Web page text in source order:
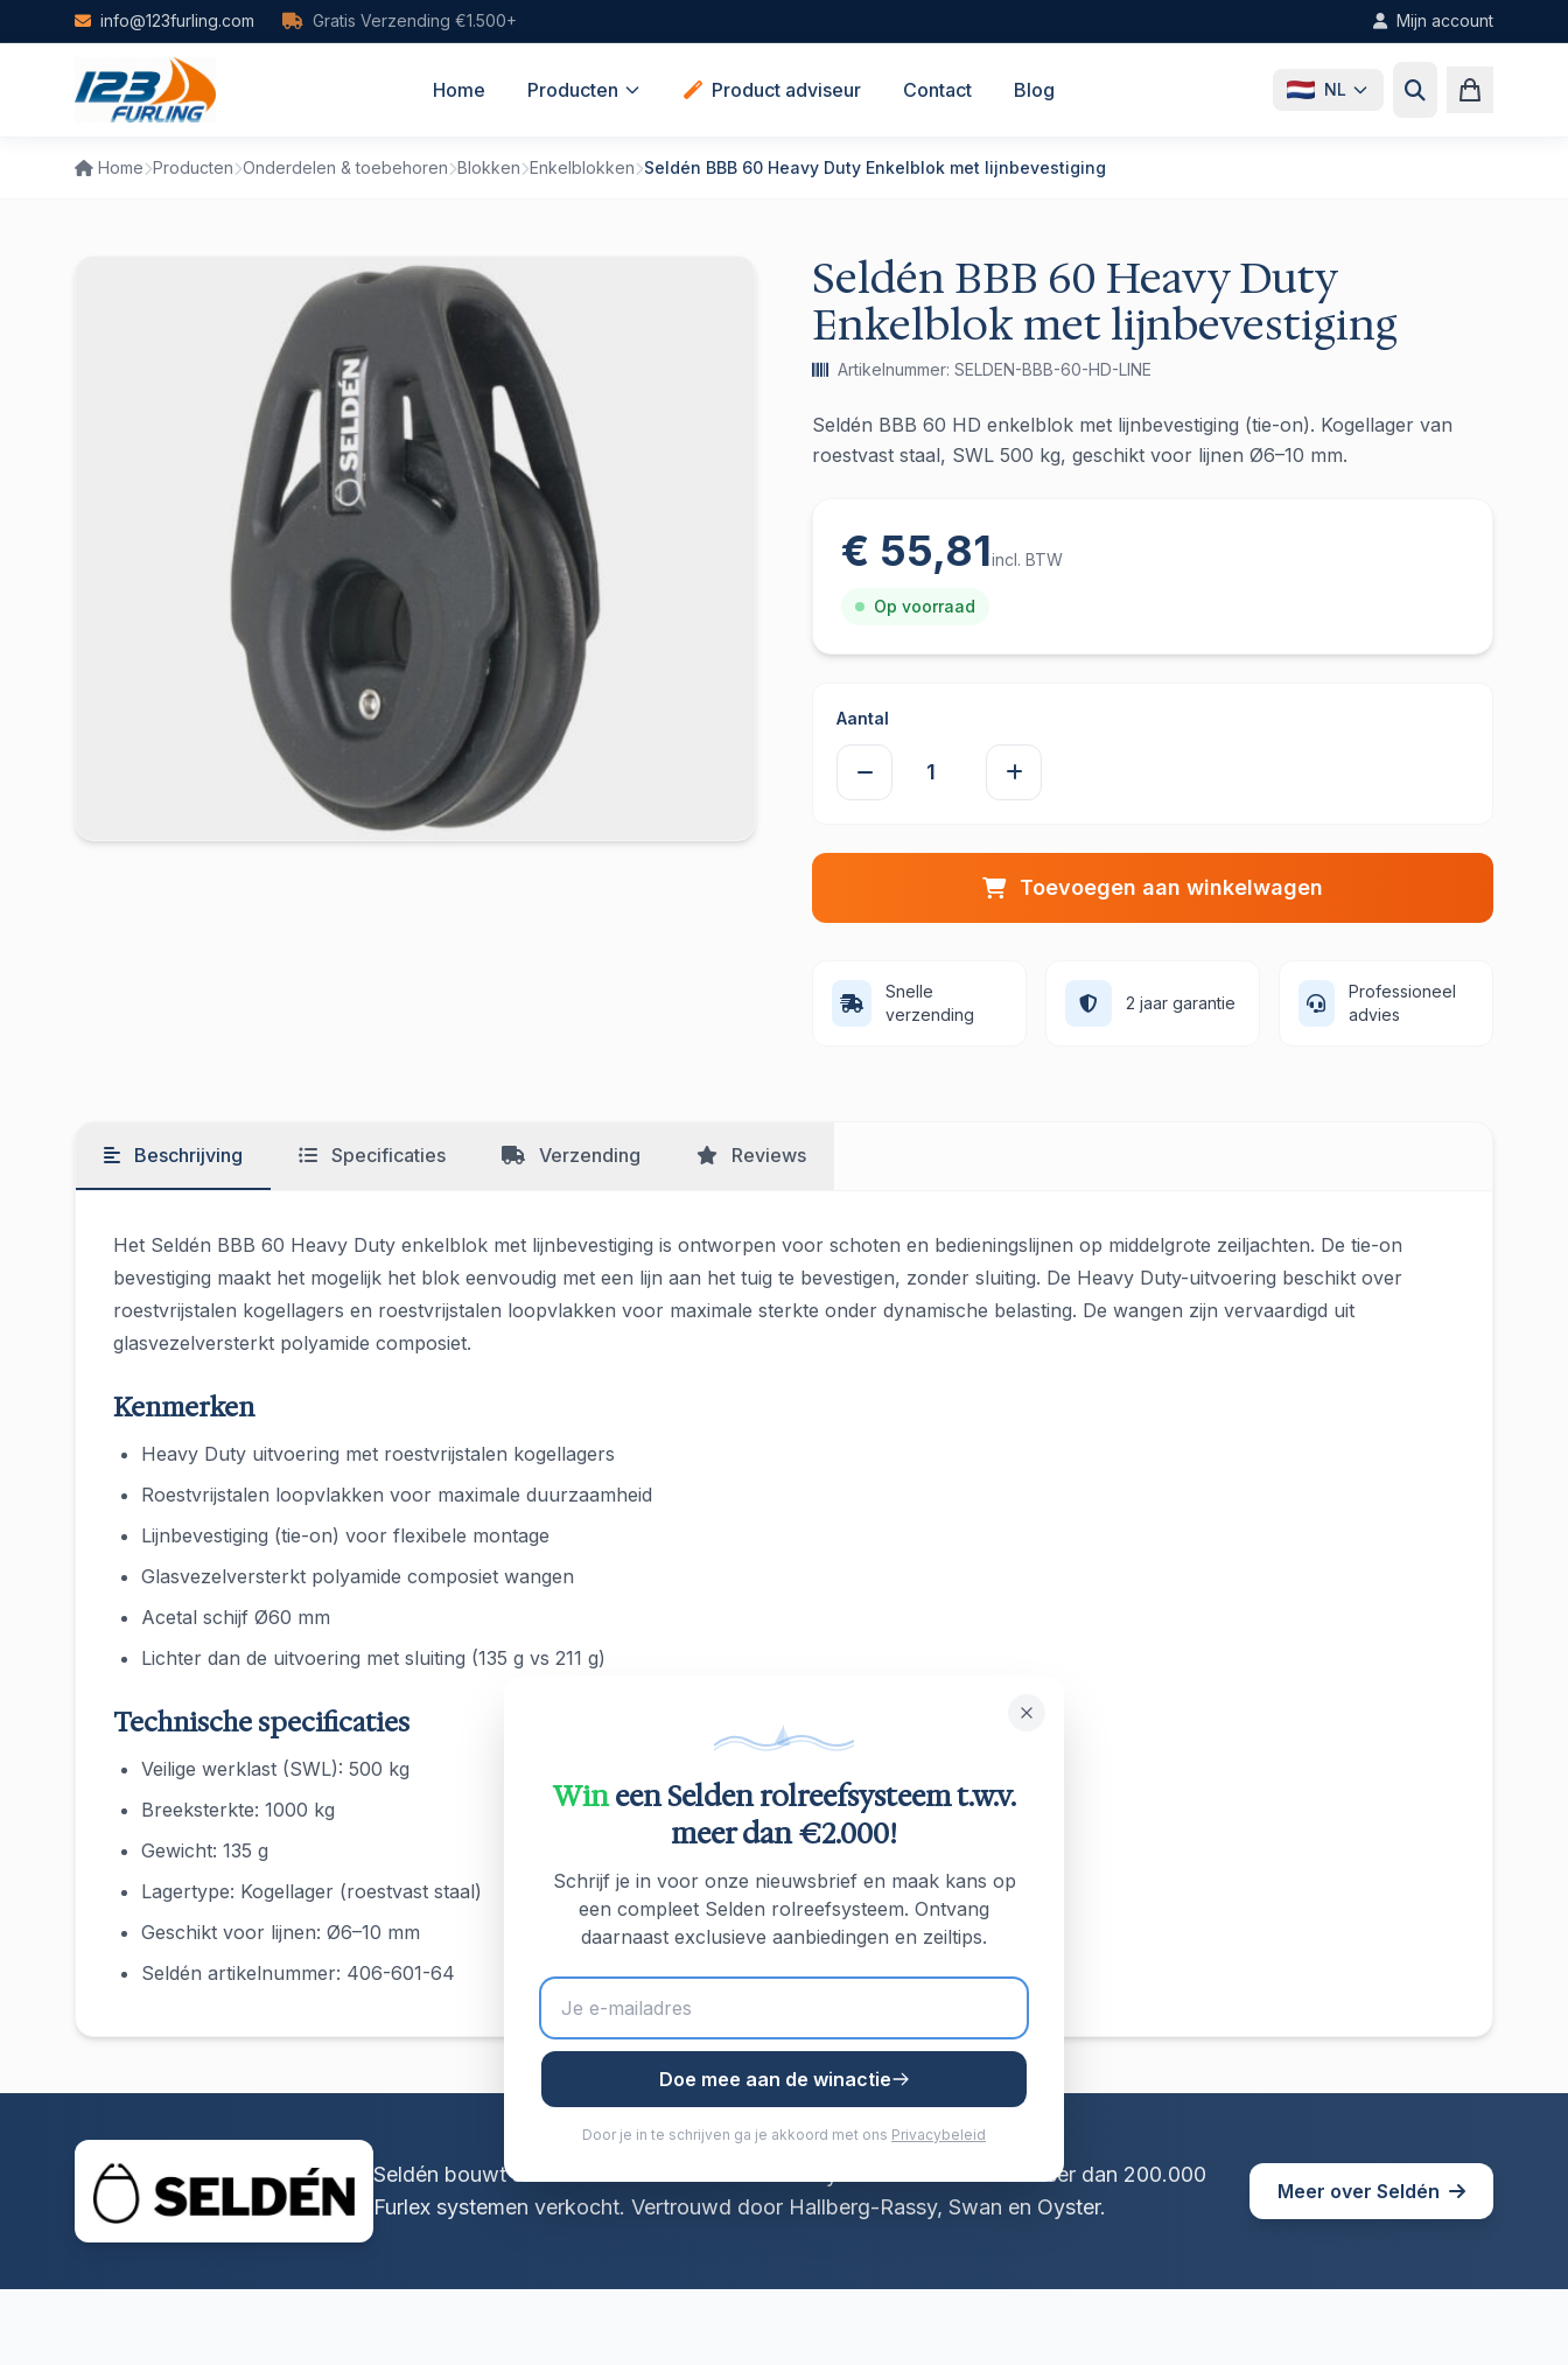
Skip to main content
info@123furling.com Gratis Verzending €1.500+ Mijn account
Home Producten Product adviseur Contact Blog NL
Home Producten Onderdelen & toebehoren Blokken Enkelblokken Seldén BBB 60 Heavy Duty Enkelblok met lijnbevestiging
Seldén BBB 60 Heavy Duty
Enkelblok met lijnbevestiging
Artikelnummer: SELDEN-BBB-60-HD-LINE
Seldén BBB 60 HD enkelblok met lijnbevestiging (tie-on). Kogellager van
roestvast staal, SWL 500 kg, geschikt voor lijnen Ø6–10 mm.
€ 55,81incl. BTW
Op voorraad
Aantal
Toevoegen aan winkelwagen
Snelle
verzending
2 jaar garantie
Professioneel
advies
Beschrijving Specificaties Verzending Reviews
Het Seldén BBB 60 Heavy Duty enkelblok met lijnbevestiging is ontworpen voor schoten en bedieningslijnen op middelgrote zeiljachten. De tie-on
bevestiging maakt het mogelijk het blok eenvoudig met een lijn aan het tuig te bevestigen, zonder sluiting. De Heavy Duty-uitvoering beschikt over
roestvrijstalen kogellagers en roestvrijstalen loopvlakken voor maximale sterkte onder dynamische belasting. De wangen zijn vervaardigd uit
glasvezelversterkt polyamide composiet.
Kenmerken
Heavy Duty uitvoering met roestvrijstalen kogellagers
Roestvrijstalen loopvlakken voor maximale duurzaamheid
Lijnbevestiging (tie-on) voor flexibele montage
Glasvezelversterkt polyamide composiet wangen
Acetal schijf Ø60 mm
Lichter dan de uitvoering met sluiting (135 g vs 211 g)
Technische specificaties
Veilige werklast (SWL): 500 kg
Breeksterkte: 1000 kg
Gewicht: 135 g
Lagertype: Kogellager (roestvast staal)
Geschikt voor lijnen: Ø6–10 mm
Seldén artikelnummer: 406-601-64
Seldén bouwt sinds 1960 wereldklasse rolreefsystemen in Zweden. Meer dan 200.000
Furlex systemen verkocht. Vertrouwd door Hallberg-Rassy, Swan en Oyster.
Meer over Seldén
Wineen Selden rolreefsysteem t.w.v.
meer dan €2.000!
Schrijf je in voor onze nieuwsbrief en maak kans op
een compleet Selden rolreefsysteem. Ontvang
daarnaast exclusieve aanbiedingen en zeiltips.
Doe mee aan de winactie
Door je in te schrijven ga je akkoord met ons Privacybeleid